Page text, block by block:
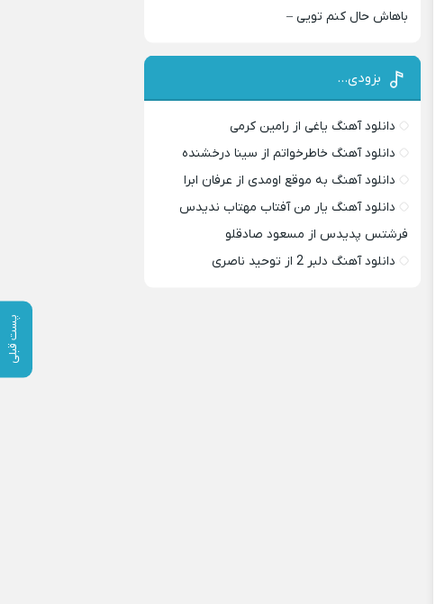
پست قبلی
باهاش حال کنم تویی –
بزودی…
دانلود آهنگ یاغی از رامین کرمی
دانلود آهنگ خاطرخواتم از سینا درخشنده
دانلود آهنگ به موقع اومدی از عرفان ابرا
دانلود آهنگ یار من آفتاب مهتاب ندیدس
فرشتس پدیدس از مسعود صادقلو
دانلود آهنگ دلبر 2 از توحید ناصری